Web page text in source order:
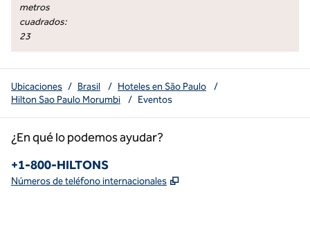
metros
cuadrados:
23
Ubicaciones / Brasil / Hoteles en São Paulo
/
Hilton Sao Paulo Morumbi
/ Eventos
¿En qué lo podemos ayudar?
Teléfono:
+1-800-HILTONS
Números de teléfono internacionales ,